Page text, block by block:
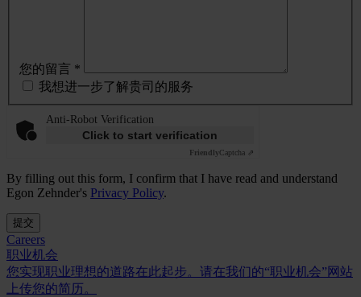
您的留言 *
我想进一步了解贵司的服务
Anti-Robot Verification
Click to start verification
FriendlyCaptcha ⇗
By filling out this form, I confirm that I have read and understand
Egon Zehnder's Privacy Policy.
提交
Careers
职业机会
您实现职业理想的道路在此起步。请在我们的“职业机会”网站
上传您的简历。